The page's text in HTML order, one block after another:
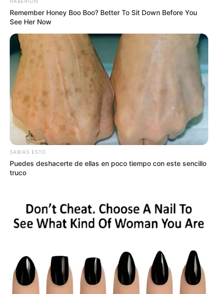
Remember Honey Boo Boo? Better To Sit Down Before You
See Her Now
SABIAS ESTO
Puedes deshacerte de ellas en poco tiempo con este sencillo
truco